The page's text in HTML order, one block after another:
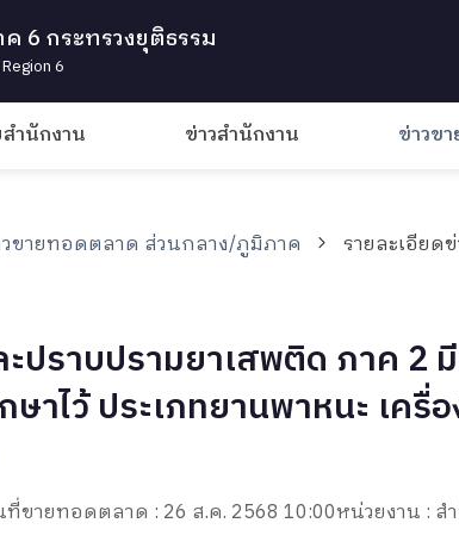
6 กระทรวงยุติธรรม
6
ำนักงาน ข่าวสำนักงาน ข่าวข
ขายทอดตลาด ส่วนกลาง/ภูมิภาค รายละเอียดข่
ปราบปรามยาเสพติด ภาค 2
ษาไว้ ประเภทยานพาหนะ เค
ที่ขายทอดตลาด : 26 ส.ค. 2568 10:00หน่วยงาน :